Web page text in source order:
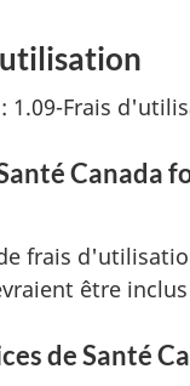
1.09-Frais
Canada
frais
être
de Santé